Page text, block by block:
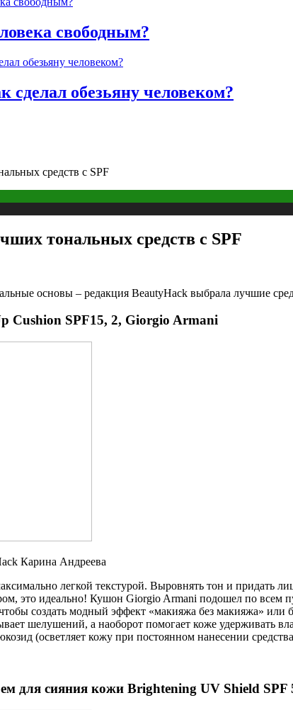
свободным?
обезьяну человеком?
средств с SPF
тональных средств с SPF
основы – редакция BeautyHack выбрала лучшие
Cushion SPF15, 2, Giorgio Armani
Карина Андреева
легкой текстурой. Выровнять тон и придать
это идеально! Кушон Giorgio Armani подошел по
создать модный эффект «макияжа без макияжа» или
шелушений, а наоборот помогает коже удерживать
(осветляет кожу при постоянном нанесении
для сияния кожи Brightening UV Shield SPF